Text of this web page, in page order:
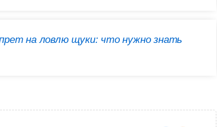
на ловлю щуки: что нужно знать